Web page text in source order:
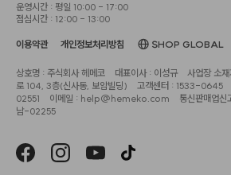
운영시간 : 평일 10:00 - 17:00
점심시간 : 12:00 - 13:00
이용약관 개인정보처리방침 SHOP GLOBAL
상호명 : 주식회사 헤메코 대표이사 : 이성규
사업장 소
로 104, 3층(신사동, 보암빌딩)
고객센터 : 1533-0645
02551
이메일 : help@hemeko.com
통신판매업
남-02255